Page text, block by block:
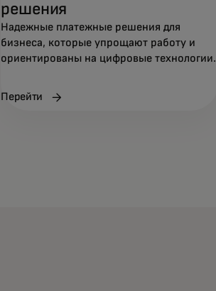
решения
Надежные платежные решения для
бизнеса, которые упрощают работу и
ориентированы на цифровые технологии.
Перейти